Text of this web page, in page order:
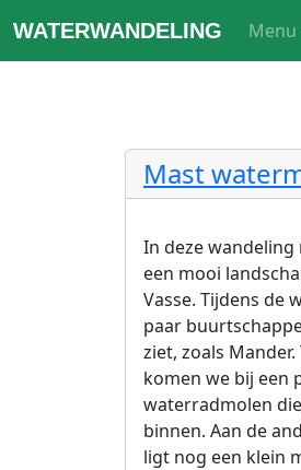
WATERWANDELING Menu
Mast
In deze
een mooi
Vasse. Tijdens de
paar
ziet, zoals
komen we bij een
waterradmolen
binnen. Aan de
ligt nog een klein